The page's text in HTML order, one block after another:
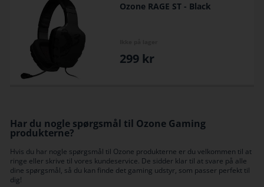
Ozone RAGE ST - Black
299 kr
Har du nogle spørgsmål til Ozone Gaming
produkterne?
Hvis du har nogle spørgsmål til Ozone produkterne er du velkommen til at
ringe eller skrive til vores kundeservice. De sidder klar til at svare på alle
dine spørgsmål, så du kan finde det gaming udstyr, som passer perfekt til
dig!